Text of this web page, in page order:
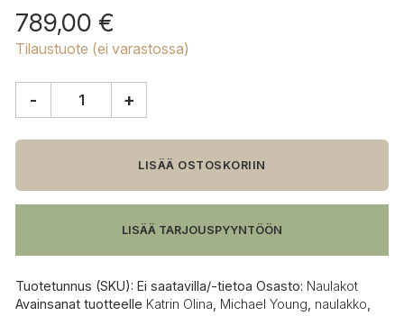
789,00 €
Tilaustuote (ei varastossa)
seinänaulakko
- +
LISÄÄ OSTOSKORIIN
LISÄÄ TARJOUSPYYNTÖÖN
Tuotetunnus (SKU): Ei saatavilla/-tietoa Osasto: Naulakot
Avainsanat tuotteelle Katrin Olina Michael Young naulakko